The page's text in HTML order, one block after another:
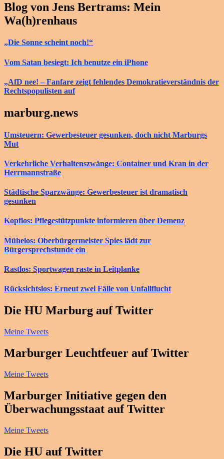
Blog von Jens Bertrams: Mein
Wa(h)renhaus
„Die Sonne scheint noch!“
Vom Satan besiegt: Ich benutze ein iPhone
„AfD nee! – Fanfare zeigt fehlendes Demokratieverständnis der
Rechtspopulisten auf
marburg.news
Umsteuern: Gewerbesteuer gesunken, doch nicht Marburgs
Mut
Verkehrliche Verhaltenszwänge: Container und Kran in der
Herrmannstraße
Städtische Sparzwänge: Gewerbesteuer ist dramatisch
gesunken
Kopflos: Pflegestützpunkte informieren über Demenz
Mühelos: Oberbürgermeister Spies lädt zur
Bürgersprechstunde ein
Rastlos: Sportwagen raste in Leitplanke
Rücksichtslos: Erneut zwei Fälle von Unfallflucht
Die HU Marburg auf Twitter
Meine Tweets
Marburger Leuchtfeuer auf Twitter
Meine Tweets
Marburger Initiative gegen den
Überwachungsstaat auf Twitter
Meine Tweets
Die HU auf Twitter